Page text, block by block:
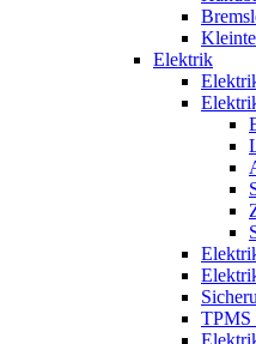
Elektrik
TPMS